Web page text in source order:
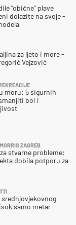
ZAGREB
stvarne probleme:
dobila potporu za
srednjovjekovnog
samo metar
“obične” plave
dolazite na svoje -
za ljeto i more -
Vejzović
moru: 5 sigurnih
bol i